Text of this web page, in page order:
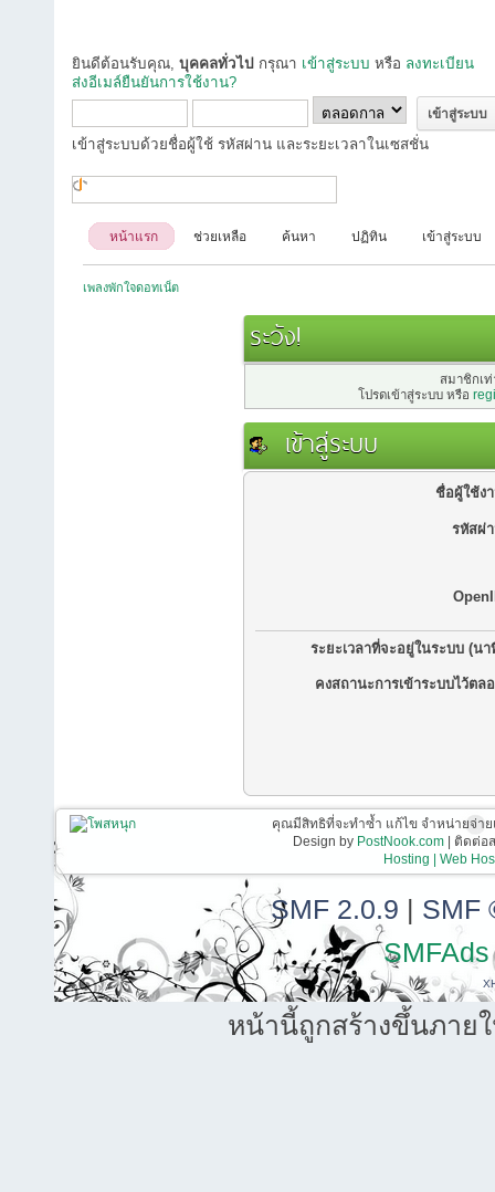
ยินดีต้อนรับคุณ, บุคคลทั่วไป กรุณา เข้าสู่ระบบ หรือ ลงทะเบียน
ส่งอีเมล์ยืนยันการใช้งาน?
เข้าสู่ระบบด้วยชื่อผู้ใช้ รหัสผ่าน และระยะเวลาในเซสชั่น
หน้าแรก ช่วยเหลือ ค้นหา ปฏิทิน เข้าสู่ระบบ
เพลงพักใจดอทเน็ต
ระวัง!
สมาชิกเ
โปรดเข้าสู่ระบบ หรือ
เข้าสู่ระบบ
ชื่อผู้ใช้ง
รหัสผ่
ระยะเวลาที่จะอยู่ในระบบ (นา
คงสถานะการเข้าระบบไว้ตล
คุณมีสิทธิที่จะทำซ้ำ แก้ไข จำหน่ายจ่า
Design by PostNook.com| ติดต่อส
Hosting | Web
SMF 2.0.9 | SMF
SMFAds
หน้านี้ถูกสร้างขึ้นภาย